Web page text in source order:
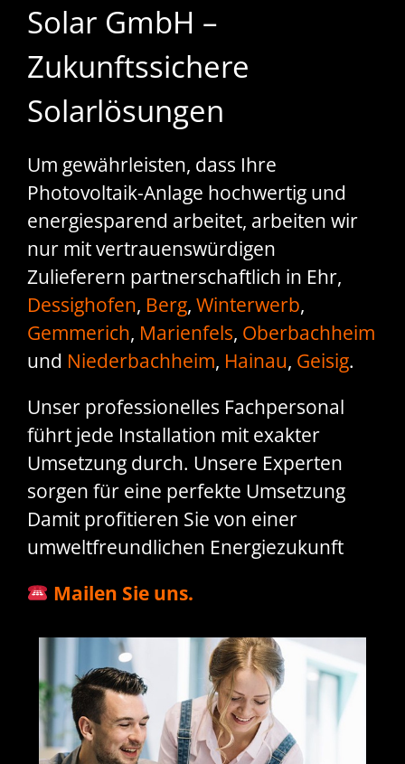
Solar GmbH –
Zukunftssichere
Solarlösungen
Um gewährleisten, dass Ihre
Photovoltaik-Anlage hochwertig und
energiesparend arbeitet, arbeiten wir
nur mit vertrauenswürdigen
Zulieferern partnerschaftlich in Ehr,
Dessighofen, Berg, Winterwerb,
Gemmerich, Marienfels, Oberbachheim
und Niederbachheim, Hainau, Geisig.
Unser professionelles Fachpersonal
führt jede Installation mit exakter
Umsetzung durch. Unsere Experten
sorgen für eine perfekte Umsetzung
Damit profitieren Sie von einer
umweltfreundlichen Energiezukunft
Mailen Sie uns.